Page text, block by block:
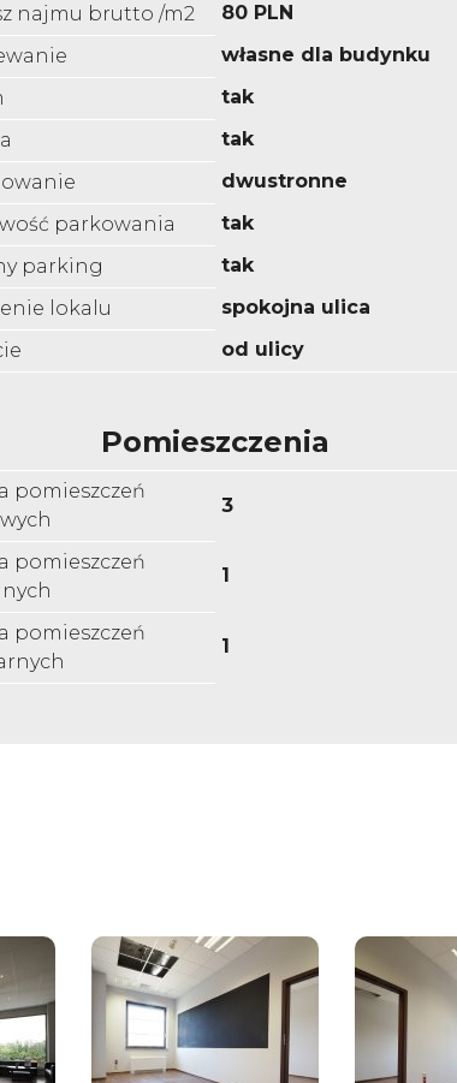
najmu brutto /m2
80 PLN
własne dla budynku
tak
tak
dwustronne
parkowania
tak
parking
tak
lokalu
spokojna ulica
od ulicy
Pomieszczenia
pomieszczeń
3
pomieszczeń
1
pomieszczeń
1